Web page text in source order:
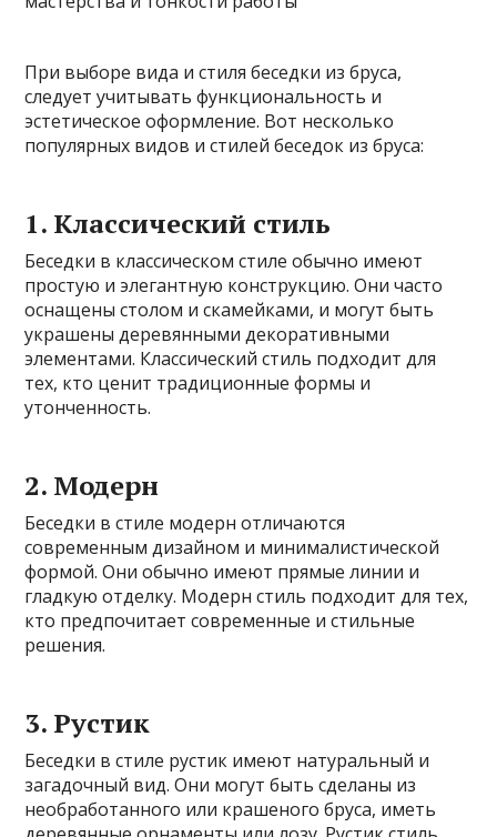
При выборе вида и стиля беседки из бруса,
следует учитывать функциональность и
эстетическое оформление. Вот несколько
популярных видов и стилей беседок из бруса:
1. Классический стиль
Беседки в классическом стиле обычно имеют
простую и элегантную конструкцию. Они часто
оснащены столом и скамейками, и могут быть
украшены деревянными декоративными
элементами. Классический стиль подходит для
тех, кто ценит традиционные формы и
утонченность.
2. Модерн
Беседки в стиле модерн отличаются
современным дизайном и минималистической
формой. Они обычно имеют прямые линии и
гладкую отделку. Модерн стиль подходит для тех,
кто предпочитает современные и стильные
решения.
3. Рустик
Беседки в стиле рустик имеют натуральный и
загадочный вид. Они могут быть сделаны из
необработанного или крашеного бруса, иметь